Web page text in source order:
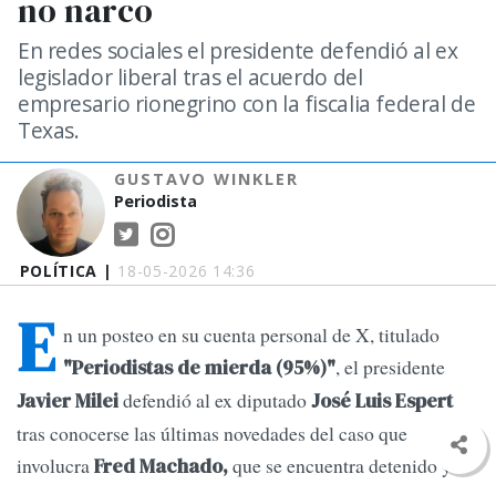
POLÍTICA | 18-05-2026 14:36
no narco
En redes sociales el presidente defendió al ex
legislador liberal tras el acuerdo del
empresario rionegrino con la fiscalia federal de
Texas.
GUSTAVO WINKLER
Periodista
E n un posteo en su cuenta personal de X, titulado
"Periodistas de mierda (95%)", el presidente
Javier Mileidefendió al ex diputadoJosé Luis Espert
tras conocerse las últimas novedades del caso que
involucraFred Machado,que se encuentra detenido y